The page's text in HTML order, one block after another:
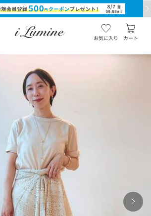
お気に入り カート